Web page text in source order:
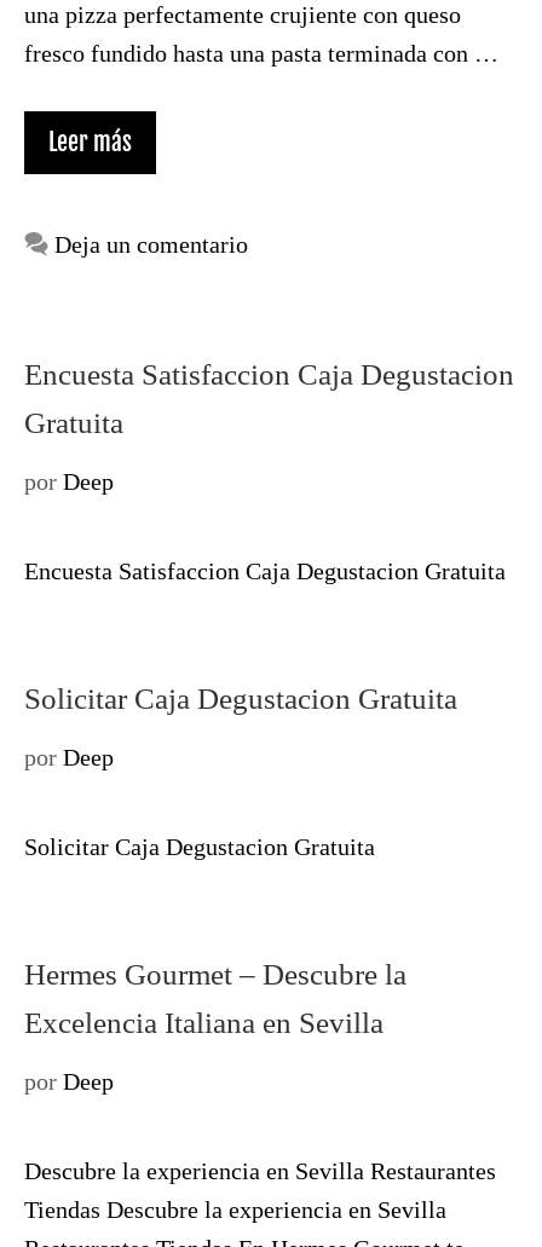
una pizza perfectamente crujiente con queso
fresco fundido hasta una pasta terminada con …
Leer más
Deja un comentario
Encuesta Satisfaccion Caja Degustacion
Gratuita
por Deep
Encuesta Satisfaccion Caja Degustacion Gratuita
Solicitar Caja Degustacion Gratuita
por Deep
Solicitar Caja Degustacion Gratuita
Hermes Gourmet – Descubre la
Excelencia Italiana en Sevilla
por Deep
Descubre la experiencia en Sevilla Restaurantes
Tiendas Descubre la experiencia en Sevilla